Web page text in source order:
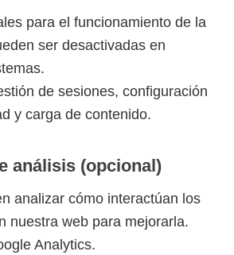
para el funcionamiento de la
ser desactivadas en
de sesiones, configuración
y carga de contenido.
análisis (opcional)
analizar cómo interactúan los
nuestra web para mejorarla.
Analytics.